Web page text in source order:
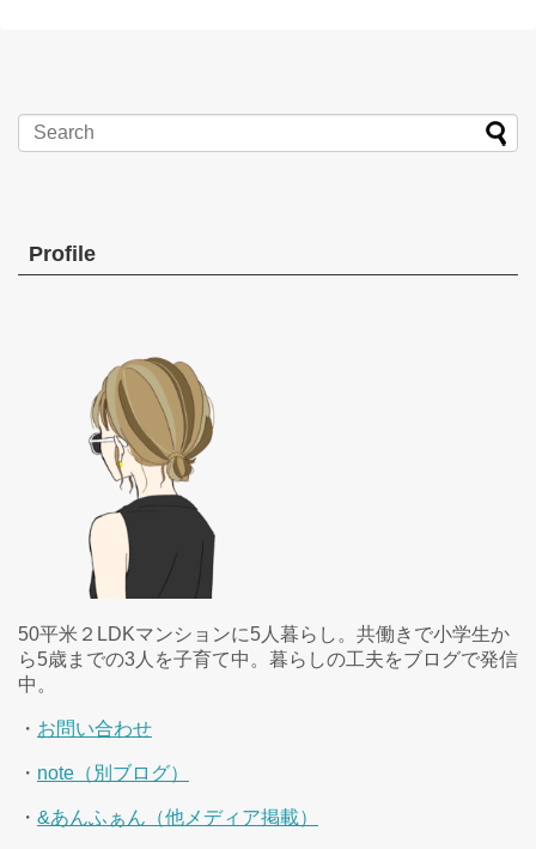
Profile
50平米２LDKマンションに5人暮らし。共働きで小学生か
ら5歳までの3人を子育て中。暮らしの工夫をブログで発信
中。
・ お問い合わせ
・ note（別ブログ）
・ &あんふぁん（他メディア掲載）